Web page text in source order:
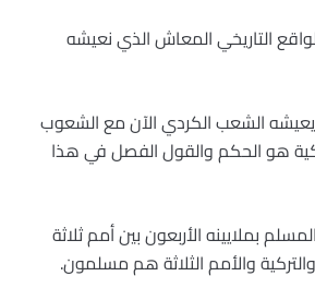
التاريخي المعاش الذي نعيشه
الشعب الكردي الآن مع الشعوب
هو الحكم والقول الفصل في هذا
بملايينه الأربعون بين أمم ثلاثة
والأمم الثلاثة هم مسلمون.